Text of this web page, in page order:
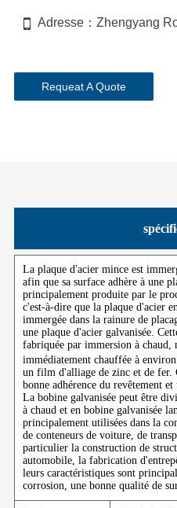

Requeat A Quote
La plaque d'acier mince est
afin que sa surface adhère à une
principalement produite par le
c'est-à-dire que la plaque d'acier
immergée dans la rainure de
une plaque d'acier galvanisée.
fabriquée par immersion à chaud,
immédiatement chauffée à
un film d'alliage de zinc et de fer.
bonne adhérence du revêtement
La bobine galvanisée peut être
à chaud et en bobine galvanisée
principalement utilisées dans la
de conteneurs de voiture, de
particulier la construction de
automobile, la fabrication
leurs caractéristiques sont
corrosion, une bonne qualité de